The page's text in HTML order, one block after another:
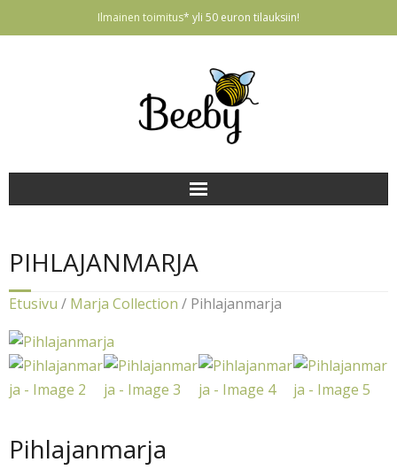
Ilmainen toimitus* yli 50 euron tilauksiin!
Korvakorut
Vauvatuotteet
Avaimenperät
Ajankohtaista
0 tuotetta 0,00 €
PIHLAJANMARJA
Etusivu / Marja Collection / Pihlajanmarja
Pihlajanmarja